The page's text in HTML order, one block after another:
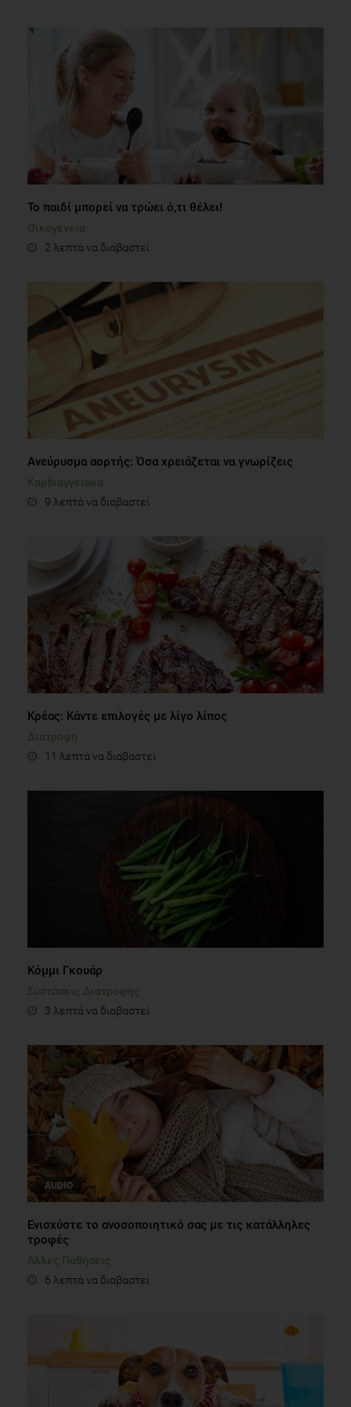
Το παιδί μπορεί να τρώει ό,τι θέλει!
Οικογένεια
2 λεπτά να διαβαστεί
Ανεύρυσμα αορτής: Όσα χρειάζεται να γνωρίζεις
Καρδιαγγειακά
9 λεπτά να διαβαστεί
Κρέας: Κάντε επιλογές με λίγο λίπος
Διατροφή
11 λεπτά να διαβαστεί
Κόμμι Γκουάρ
Συστάσεις Διατροφής
3 λεπτά να διαβαστεί
AUDIO
Ενισχύστε το ανοσοποιητικό σας με τις κατάλληλες
τροφές
Άλλες Παθήσεις
6 λεπτά να διαβαστεί